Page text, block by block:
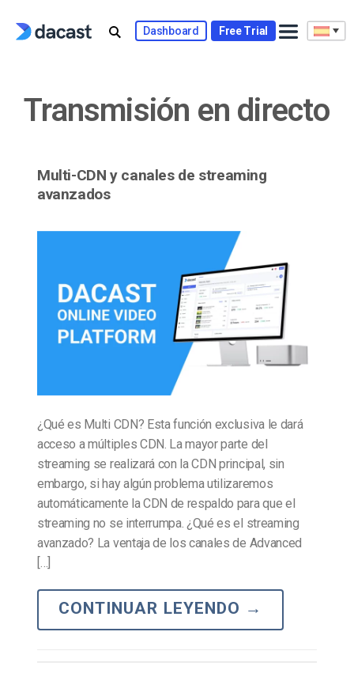
Dashboard Free Trial
Transmisión en directo
Multi-CDN y canales de streaming
avanzados
¿Qué es Multi CDN? Esta función exclusiva le dará
acceso a múltiples CDN. La mayor parte del
streaming se realizará con la CDN principal, sin
embargo, si hay algún problema utilizaremos
automáticamente la CDN de respaldo para que el
streaming no se interrumpa. ¿Qué es el streaming
avanzado? La ventaja de los canales de Advanced
[…]
CONTINUAR LEYENDO →